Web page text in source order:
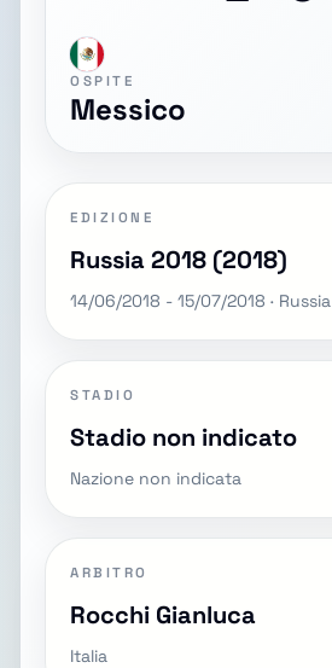
OSPITE
Messico
EDIZIONE
Russia 2018 (2018)
14/06/2018 - 15/07/2018 · Russia
STADIO
Stadio non indicato
Nazione non indicata
ARBITRO
Rocchi Gianluca
Italia